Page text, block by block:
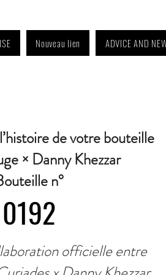
Nouveau lien ADVICE AND
de votre bouteille
× Danny Khezzar
n°
0192
officielle entre